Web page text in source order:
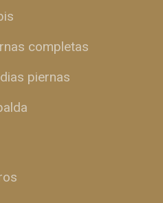
completas
piernas